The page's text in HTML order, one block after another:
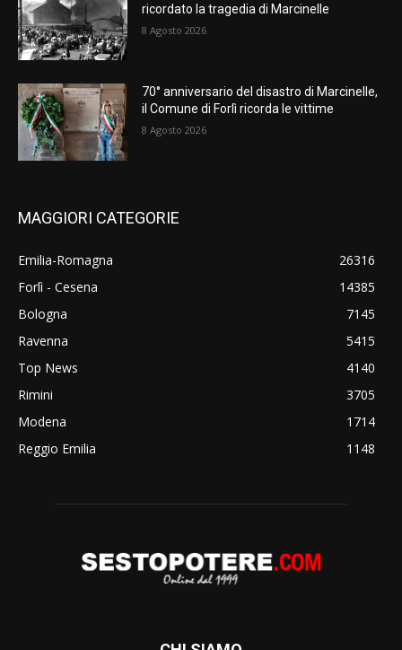
ricordato la tragedia di Marcinelle
8 Agosto 2026
70° anniversario del disastro di Marcinelle,
il Comune di Forlì ricorda le vittime
8 Agosto 2026
MAGGIORI CATEGORIE
Emilia-Romagna
26316
Forlì - Cesena
14385
Bologna
7145
Ravenna
5415
Top News
4140
Rimini
3705
Modena
1714
Reggio Emilia
1148